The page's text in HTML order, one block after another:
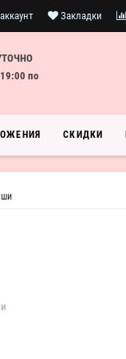
Закладки
по
СКИДКИ
ши